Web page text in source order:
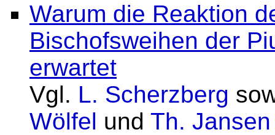
Warum die Reaktion
Bischofsweihen der
erwartet
Vgl. L. Scherzberg
Wölfel und Th. Jansen